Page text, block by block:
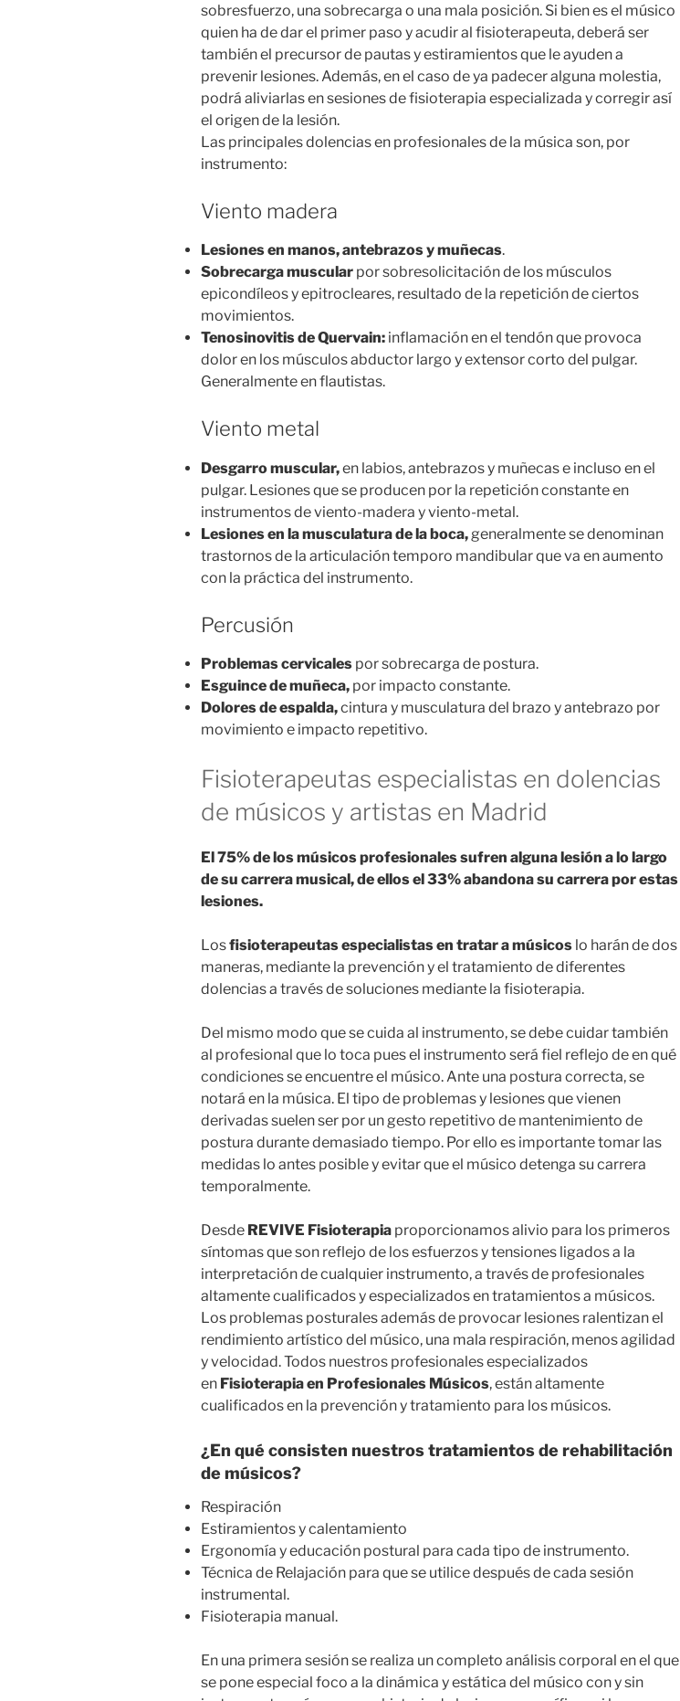
sobresfuerzo, una sobrecarga o una mala posición. Si bien es el músico
quien ha de dar el primer paso y acudir al fisioterapeuta, deberá ser
también el precursor de pautas y estiramientos que le ayuden a
prevenir lesiones. Además, en el caso de ya padecer alguna molestia,
podrá aliviarlas en sesiones de fisioterapia especializada y corregir así
el origen de la lesión.
Las principales dolencias en profesionales de la música son, por
instrumento:
Viento madera
Lesiones en manos, antebrazos y muñecas.
Sobrecarga muscular por sobresolicitación de los músculos
epicondíleos y epitrocleares, resultado de la repetición de ciertos
movimientos.
Tenosinovitis de Quervain: inflamación en el tendón que provoca
dolor en los músculos abductor largo y extensor corto del pulgar.
Generalmente en flautistas.
Viento metal
Desgarro muscular,en labios, antebrazos y muñecas e incluso en el
pulgar. Lesiones que se producen por la repetición constante en
instrumentos de viento-madera y viento-metal.
Lesiones en la musculatura de la boca, generalmente se denominan
trastornos de la articulación temporo mandibular que va en aumento
con la práctica del instrumento.
Percusión
Problemas cervicales por sobrecarga de postura.
Esguince de muñeca, por impacto constante.
Dolores de espalda,cintura y musculatura del brazo y antebrazo por
movimiento e impacto repetitivo.
Fisioterapeutas especialistas en dolencias
de músicos y artistas en Madrid
El 75% de los músicos profesionales sufren alguna lesión a lo largo
de su carrera musical, de ellos el 33% abandona su carrera por estas
lesiones.
Losfisioterapeutas especialistas en tratar a músicos lo harán de dos
maneras, mediante la prevención y el tratamiento de diferentes
dolencias a través de soluciones mediante la fisioterapia.
Del mismo modo que se cuida al instrumento, se debe cuidar también
al profesional que lo toca pues el instrumento será fiel reflejo de en qué
condiciones se encuentre el músico. Ante una postura correcta, se
notará en la música. El tipo de problemas y lesiones que vienen
derivadas suelen ser por un gesto repetitivo de mantenimiento de
postura durante demasiado tiempo. Por ello es importante tomar las
medidas lo antes posible y evitar que el músico detenga su carrera
temporalmente.
Desde REVIVE Fisioterapia proporcionamos alivio para los primeros
síntomas que son reflejo de los esfuerzos y tensiones ligados a la
interpretación de cualquier instrumento, a través de profesionales
altamente cualificados y especializados en tratamientos a músicos.
Los problemas posturales además de provocar lesiones ralentizan el
rendimiento artístico del músico, una mala respiración, menos agilidad
y velocidad. Todos nuestros profesionales especializados
en Fisioterapia en Profesionales Músicos, están altamente
cualificados en la prevención y tratamiento para los músicos.
¿En qué consisten nuestros tratamientos de rehabilitación
de músicos?
Respiración
Estiramientos y calentamiento
Ergonomía y educación postural para cada tipo de instrumento.
Técnica de Relajación para que se utilice después de cada sesión
instrumental.
Fisioterapia manual.
En una primera sesión se realiza un completo análisis corporal en el que
se pone especial foco a la dinámica y estática del músico con y sin